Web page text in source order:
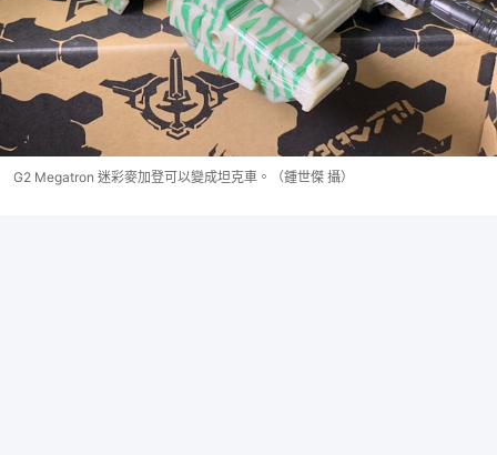
G2 Megatron 迷彩麥加登可以變成坦克車。（鍾世傑 攝）